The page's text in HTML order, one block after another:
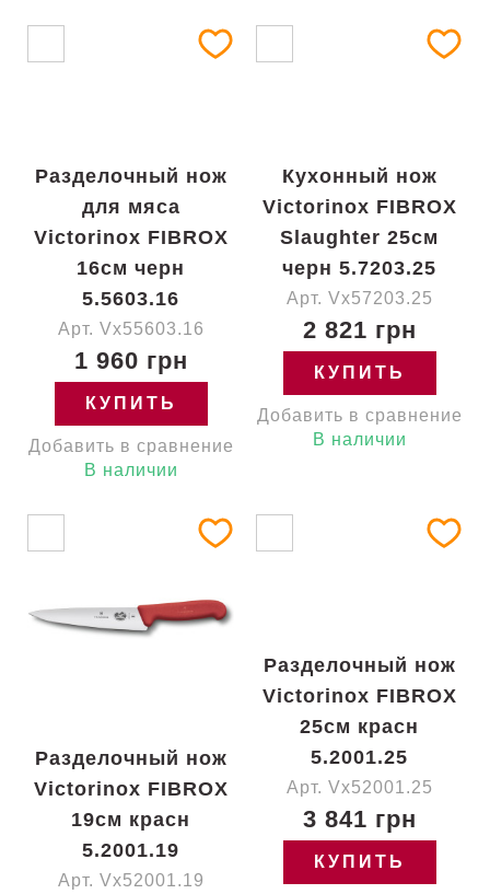
Разделочный нож
для мяса
Victorinox FIBROX
16см черн
5.5603.16
Арт. Vx55603.16
1 960 грн
КУПИТЬ
Добавить в сравнение
В наличии
Кухонный нож
Victorinox FIBROX
Slaughter 25см
черн 5.7203.25
Арт. Vx57203.25
2 821 грн
КУПИТЬ
Добавить в сравнение
В наличии
Разделочный нож
Victorinox FIBROX
19см красн
5.2001.19
Арт. Vx52001.19
Разделочный нож
Victorinox FIBROX
25см красн
5.2001.25
Арт. Vx52001.25
3 841 грн
КУПИТЬ